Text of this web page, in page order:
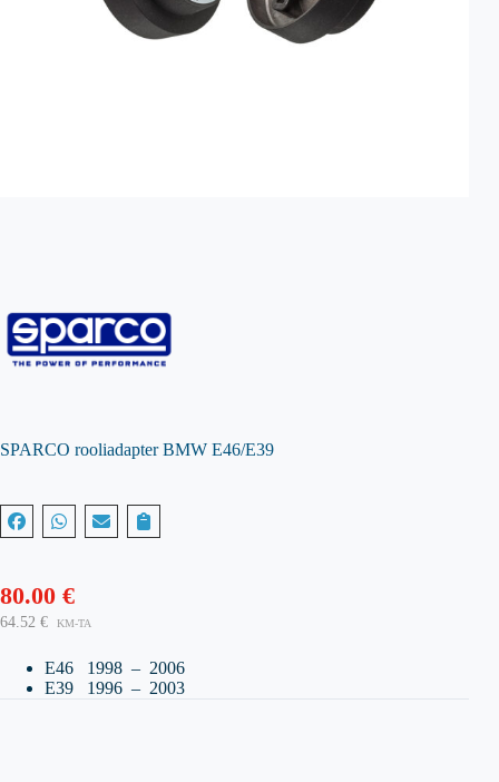
SPARCO rooliadapter BMW E46/E39
80.00 €
64.52 € KM-TA
E46 1998 – 2006
E39 1996 – 2003